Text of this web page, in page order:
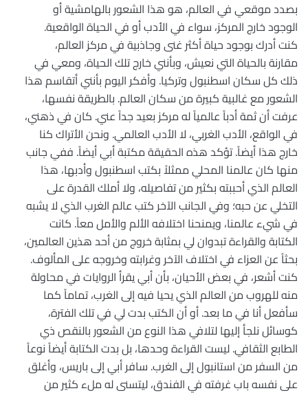
بصدد موقعي في العالم، هو هذا الشعور بالهامشية أو
الوجود خارج المركز، سواء في الأدب أو في الحياة الواقعية.
كنت أدرك بوجود حياة أكثر غنى وجاذبية في مركز العالم،
مقارنة بالحياة التي نعيش، وبأنني خارج تلك الحياة، ومعي في
ذلك كل سكان اسطنبول وتركيا. وأفكر اليوم بأنني أتقاسم هذا
الشعور مع غالبية كبيرة من سكان العالم. بالطريقة نفسها،
عرفت أن ثمة أدباً عالمياً له مركز بعيد جداً عني. كان في ذهني،
في الواقع، الأدب الغربي، لا الأدب العالمي. ونحن الأتراك كنا
خارج هذا أيضاً. تؤكد هذه الحقيقة مكتبة أبي أيضاً. ففي جانب
منها كان عالمنا المحلي ممثلاً بكتب اسطنبول وأدبها، هذا
العالم الذي أحببته بكثير من تفاصيله، ولا أملك القدرة على
التخلي عن حبه؛ وفي الجانب الآخر كتب عالم الغرب الذي لا يشبه
في شيء عالمنا، ويمنحنا اختلافه الألم والأمل معاً. كانت
الكتابة والقراءة تبدوان لي بمثابة خروج من أحد هذين العالمين،
بحثاً عن العزاء في اختلاف الآخر وغرابته وخروجه على المألوف.
كنت أشعر، في بعض الأحيان، بأن أبي يقرأ الروايات في محاولة
منه للهروب من العالم الذي يحيا فيه إلى الغرب، تماماً كما
سأفعل أنا في ما بعد. أو أن الكتب بدت لي في تلك الفترة،
كوسائل نلجأ إليها لتلافي هذا النوع من الشعور بالنقص ذي
الطابع الثقافي. ليست القراءة وحدها، بل بدت الكتابة أيضاً نوعاً
من السفر من استانبول إلى الغرب. سافر أبي إلى باريس، وأغلق
على نفسه باب غرفته في الفندق، ليتسنى له ملء كثير من